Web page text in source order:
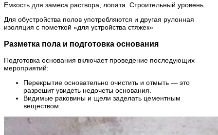
Емкость для замеса раствора, лопата. Строительный уровень.
Для обустройства полов употребляются и другая рулонная
изоляция с пометкой «для устройства стяжек»
Разметка пола и подготовка основания
Подготовка основания включает проведение последующих
мероприятий:
Перекрытие основательно очистить и отмыть — это
разрешит увидеть недочеты основания.
Видимые раковины и щели заделать цементным
веществом.